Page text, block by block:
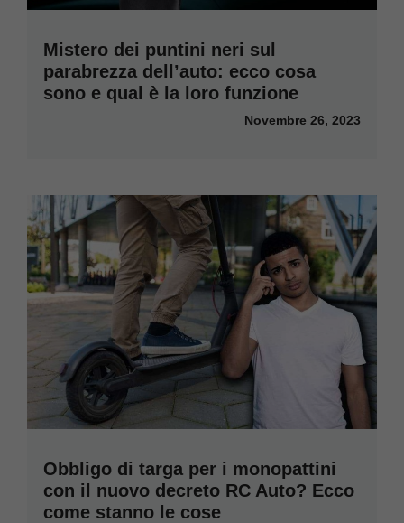
Mistero dei puntini neri sul
parabrezza dell’auto: ecco cosa
sono e qual è la loro funzione
Novembre 26, 2023
Obbligo di targa per i monopattini
con il nuovo decreto RC Auto? Ecco
come stanno le cose